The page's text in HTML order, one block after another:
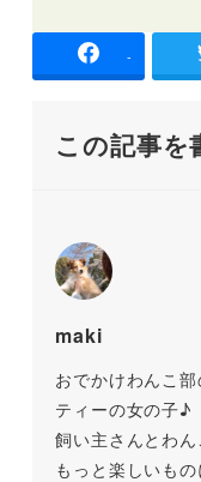
-
この記事を
maki
おでかけわんこ
ティーの女の子♪
飼い主さんとわ
もっと楽しいも